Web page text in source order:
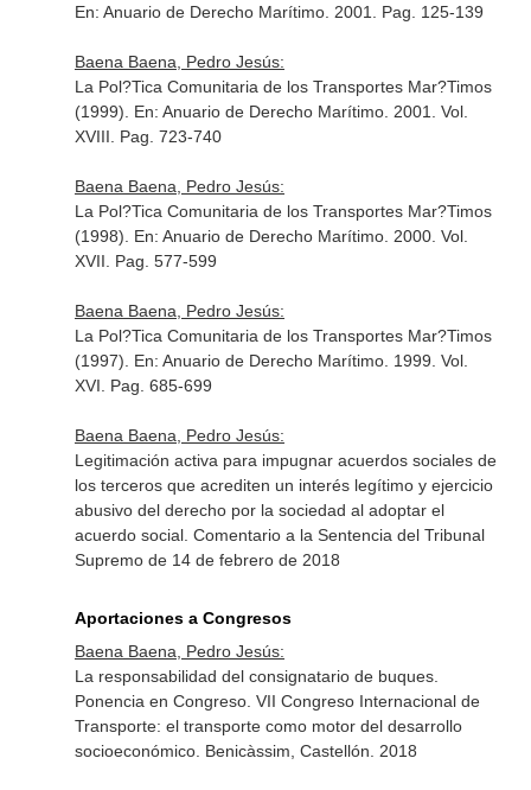
En: Anuario de Derecho Marítimo. 2001. Pag. 125-139
Baena Baena, Pedro Jesús:
La Pol?Tica Comunitaria de los Transportes Mar?Timos
(1999). En: Anuario de Derecho Marítimo. 2001. Vol.
XVIII. Pag. 723-740
Baena Baena, Pedro Jesús:
La Pol?Tica Comunitaria de los Transportes Mar?Timos
(1998). En: Anuario de Derecho Marítimo. 2000. Vol.
XVII. Pag. 577-599
Baena Baena, Pedro Jesús:
La Pol?Tica Comunitaria de los Transportes Mar?Timos
(1997). En: Anuario de Derecho Marítimo. 1999. Vol.
XVI. Pag. 685-699
Baena Baena, Pedro Jesús:
Legitimación activa para impugnar acuerdos sociales de
los terceros que acrediten un interés legítimo y ejercicio
abusivo del derecho por la sociedad al adoptar el
acuerdo social. Comentario a la Sentencia del Tribunal
Supremo de 14 de febrero de 2018
Aportaciones a Congresos
Baena Baena, Pedro Jesús:
La responsabilidad del consignatario de buques.
Ponencia en Congreso. VII Congreso Internacional de
Transporte: el transporte como motor del desarrollo
socioeconómico. Benicàssim, Castellón. 2018